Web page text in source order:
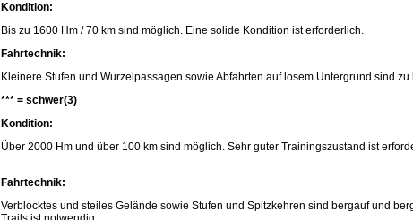
Kondition:
Bis zu 1600 Hm / 70 km sind möglich. Eine solide Kondition ist erforderlich.
Fahrtechnik:
Kleinere Stufen und Wurzelpassagen sowie Abfahrten auf losem Untergrund sind
*** = schwer(3)
Kondition:
Über 2000 Hm und über 100 km sind möglich. Sehr guter Trainingszustand ist
Fahrtechnik:
Verblocktes und steiles Gelände sowie Stufen und Spitzkehren sind bergauf und